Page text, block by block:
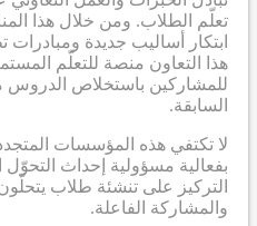
تعلّم الطلاب. ومن خلال هذا
ابتكار أساليب جديدة
هذا التعاون منصة للتعلّم
للمشاركين باستخلاص الدروس
السابقة.
لا تكتفي هذه المؤسسات
بفعالية مسؤولية إحداث التحوّل
التركيز على تنشئة طلاب
والمشاركة الفاعلة.